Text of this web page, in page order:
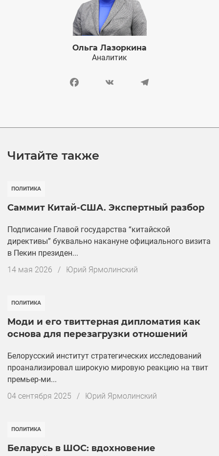
Ольга Лазоркина
Аналитик
Facebook VK Telegram
Читайте также
ПОЛИТИКА
Саммит Китай-США. Экспертный разбор
Подписание Главой государства “китайской
директивы” буквально накануне официального визита
в Пекин президен...
Дата
14 мая 2026 / Юрий Ярмолинский
ПОЛИТИКА
Моди и его твиттерная дипломатия как
основа для перезагрузки отношений
Белорусский институт стратегических исследований
проанализировал широкую мировую реакцию на твит
премьер-ми...
Дата
04 сентября 2025 / Юрий Ярмолинский
ПОЛИТИКА
Беларусь в ШОС: вдохновение